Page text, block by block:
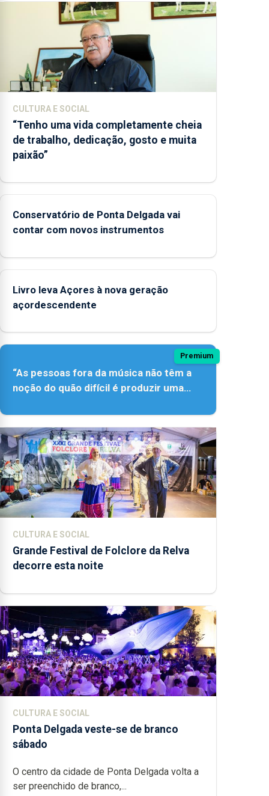
CULTURA E SOCIAL
“Tenho uma vida completamente cheia
de trabalho, dedicação, gosto e muita
paixão”
Conservatório de Ponta Delgada vai
contar com novos instrumentos
Livro leva Açores à nova geração
açordescendente
Premium
“As pessoas fora da música não têm a
noção do quão difícil é produzir uma
CULTURA E SOCIAL
Grande Festival de Folclore da Relva
decorre esta noite
CULTURA E SOCIAL
Ponta Delgada veste-se de branco
sábado
O centro da cidade de Ponta Delgada volta a
ser preenchido de branco,...